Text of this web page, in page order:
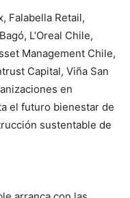
Falabella Retail,
L’Oreal Chile,
Management Chile,
Capital, Viña San
en
el futuro bienestar de
sustentable de